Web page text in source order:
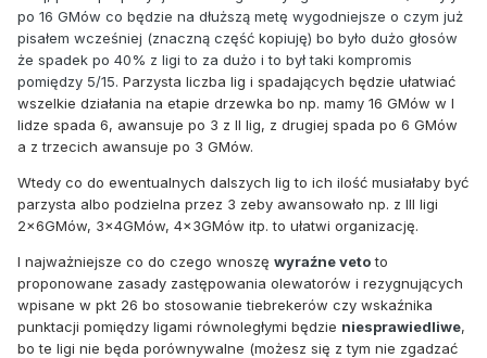
po 16 GMów co będzie na dłuższą metę wygodniejsze o czym już
pisałem wcześniej (znaczną część kopiuję) bo było dużo głosów
że spadek po 40% z ligi to za dużo i to był taki kompromis
pomiędzy 5/15. Parzysta liczba lig i spadających będzie ułatwiać
wszelkie działania na etapie drzewka bo np. mamy 16 GMów w I
lidze spada 6, awansuje po 3 z II lig, z drugiej spada po 6 GMów
a z trzecich awansuje po 3 GMów.
Wtedy co do ewentualnych dalszych lig to ich ilość musiałaby być
parzysta albo podzielna przez 3 zeby awansowało np. z III ligi
2x6GMów, 3x4GMów, 4x3GMów itp. to ułatwi organizację.
I najważniejsze co do czego wnoszę wyraźne vetoto
proponowane zasady zastępowania olewatorów i rezygnujących
wpisane w pkt 26 bo stosowanie tiebrekerów czy wskaźnika
punktacji pomiędzy ligami równoległymi będzie niesprawiedliwe,
bo te ligi nie będa porównywalne (możesz się z tym nie zgadzać